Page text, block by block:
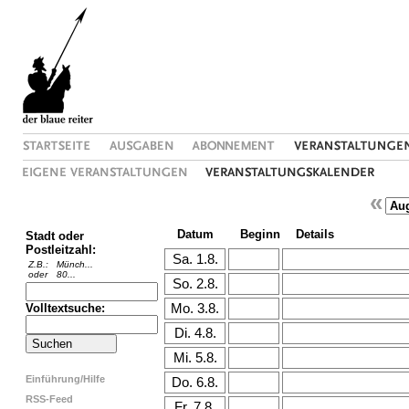
Stadt oder
Postleitzahl:
Z.B.:
oder
Münch...
80...
Volltextsuche:
Einführung/Hilfe
RSS-Feed
«
Datum Beginn Details